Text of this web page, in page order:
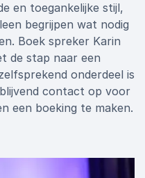
en toegankelijke stijl,
begrijpen wat nodig
Boek spreker Karin
de stap naar een
onderdeel is
contact op voor
een boeking te maken.